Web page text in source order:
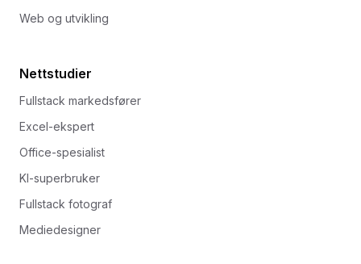
Web og utvikling
Nettstudier
Fullstack markedsfører
Excel-ekspert
Office-spesialist
KI-superbruker
Fullstack fotograf
Mediedesigner